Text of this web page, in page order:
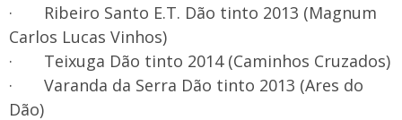
· Ribeiro Santo E.T. Dão tinto 2013 (Magnum
Carlos Lucas Vinhos)
· Teixuga Dão tinto 2014 (Caminhos Cruzados)
· Varanda da Serra Dão tinto 2013 (Ares do
Dão)